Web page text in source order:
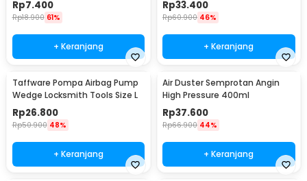
Rp7.400
Rp18.900 61%
+ Keranjang
Rp33.400
Rp60.900 46%
+ Keranjang
Taffware Pompa Airbag Pump
Wedge Locksmith Tools Size L
Rp26.800
Rp50.900 48%
+ Keranjang
Air Duster Semprotan Angin
High Pressure 400ml
Rp37.600
Rp66.900 44%
+ Keranjang